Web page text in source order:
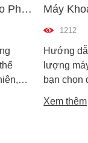
Phù
cắt
vân
Máy
Hướng
1212
Hướng
lượng
bạn chọn
chất lượng.
Xem thêm